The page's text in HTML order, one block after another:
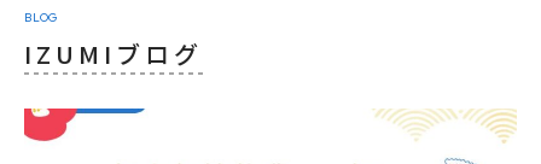
BLOG
IZUMIブログ